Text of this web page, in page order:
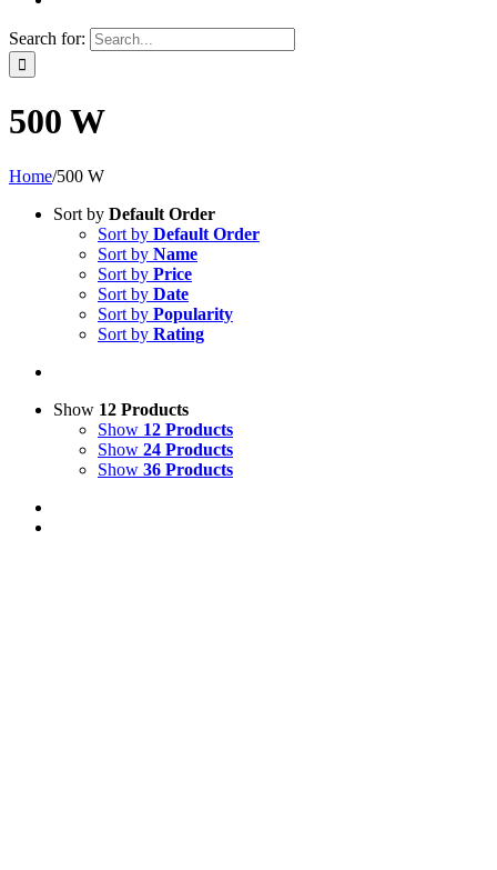
Search for:
500 W
Home/500 W
Sort by Default Order
Sort by Default Order
Sort by Name
Sort by Price
Sort by Date
Sort by Popularity
Sort by Rating
Show 12 Products
Show 12 Products
Show 24 Products
Show 36 Products